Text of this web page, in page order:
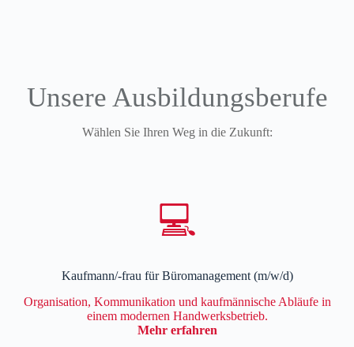
Unsere Ausbildungsberufe
Wählen Sie Ihren Weg in die Zukunft:
💻
Kaufmann/-frau für Büromanagement (m/w/d)
Organisation, Kommunikation und kaufmännische Abläufe in
einem modernen Handwerksbetrieb.
Mehr erfahren